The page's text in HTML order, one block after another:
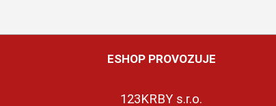
ESHOP PROVOZUJE
123KRBY s.r.o.